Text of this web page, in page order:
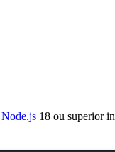
Node.js 18 ou superior